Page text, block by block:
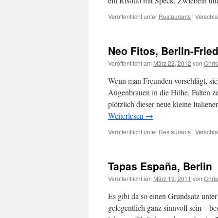
Veröffentlicht unter Restaurants |
Neo Fitos, Berlin-
Veröffentlicht am März 22, 2012 von
Wenn man Freunden vorschlägt,
Augenbrauen in die Höhe, Falten
plötzlich dieser neue kleine
Weiterlesen →
Veröffentlicht unter Restaurants |
Tapas España, Berlin
Veröffentlicht am März 19, 2011 von
Es gibt da so einen Grundsatz
gelegentlich ganz sinnvoll sein –